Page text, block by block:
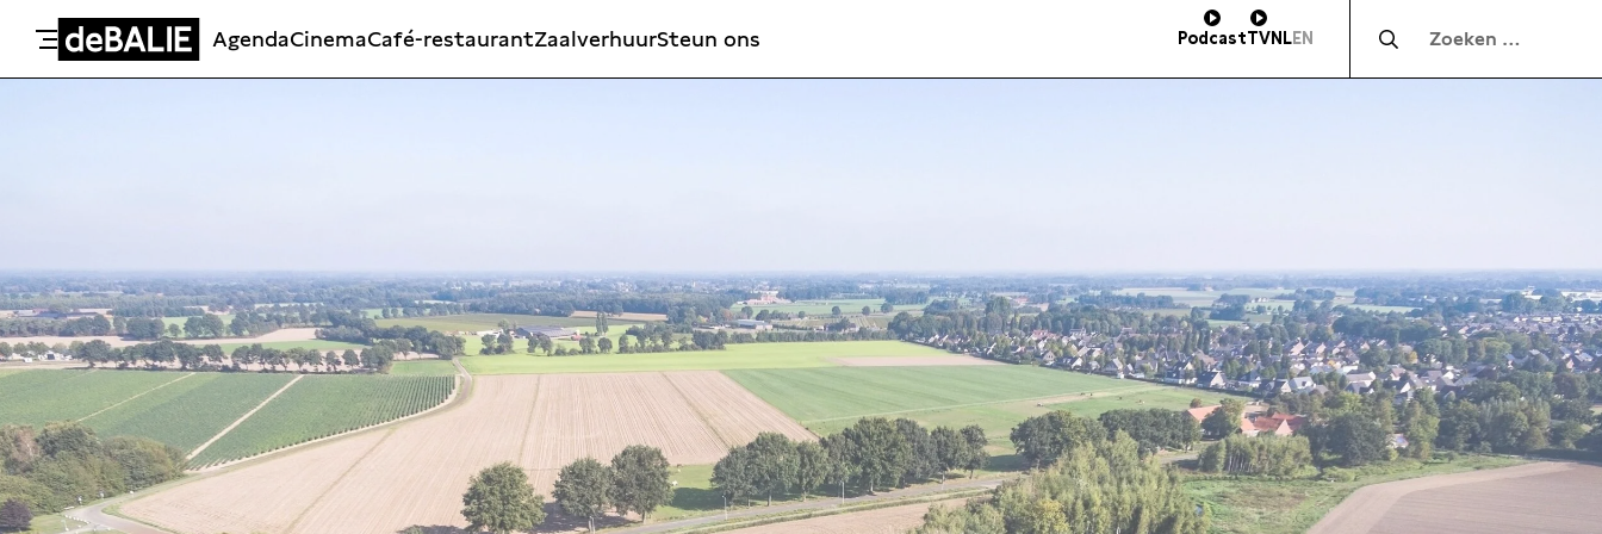
De Balie
AgendaCinemaCafé-restaurantZaalverhuurSteun ons PodcastTVNLEN